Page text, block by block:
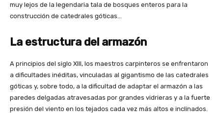
muy lejos de la legendaria tala de bosques enteros para la
construcción de catedrales góticas…
La estructura del armazón
A principios del siglo XIII, los maestros carpinteros se enfrentaron
a dificultades inéditas, vinculadas al gigantismo de las catedrales
góticas y, sobre todo, a la dificultad de adaptar el armazón a las
paredes delgadas atravesadas por grandes vidrieras y a la fuerte
presión del viento en los tejados cada vez más altos e inclinados.